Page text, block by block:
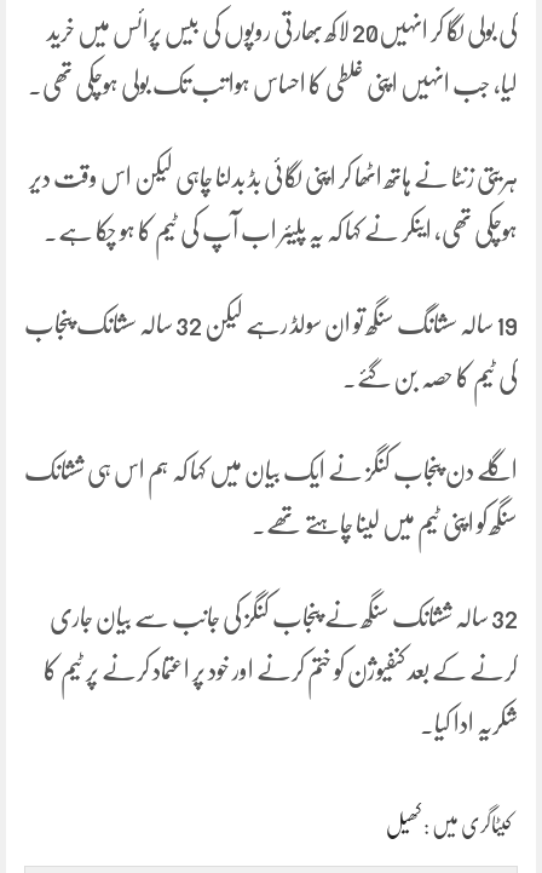
کی بولی لگا کر انہیں20 لاکھ بھارتی روپوں کی بیس پرائس میں خرید
لیا، جب انہیں اپنی غلطی کا احساس ہوا تب تک بولی ہوچکی تھی۔
ہریتی زنٹا نے ہاتھ اٹھا کر اپنی لگائی بڈ بدلنا چاہی لیکن اس وقت دیر
ہوچکی تھی، اینکر نے کہا کہ یہ پلیئر اب آپ کی ٹیم کا ہو چکا ہے۔
19 سالہ سشانگ سنگھ تو ان سولڈ رہے لیکن 32 سالہ سشانک پنجاب
کی ٹیم کا حصہ بن گئے۔
اگلے دن پنجاب کنگز نے ایک بیان میں کہا کہ ہم اس ہی ششانک
سنگھ کو اپنی ٹیم میں لینا چاہتے تھے۔
32 سالہ ششانک سنگھ نے پنجاب کنگز کی جانب سے بیان جاری
کرنے کے بعد کنفیوژن کو ختم کرنے اور خود پر اعتماد کرنے پر ٹیم کا
شکریہ ادا کیا۔
کیٹاگری میں : کھیل